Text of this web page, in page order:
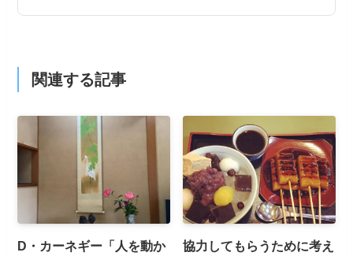
関連する記事
D・カーネギー「人を動か
協力してもらうために考え